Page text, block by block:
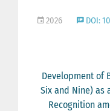
2026
DOI:
Development of
Six and Nine) as
Recognition